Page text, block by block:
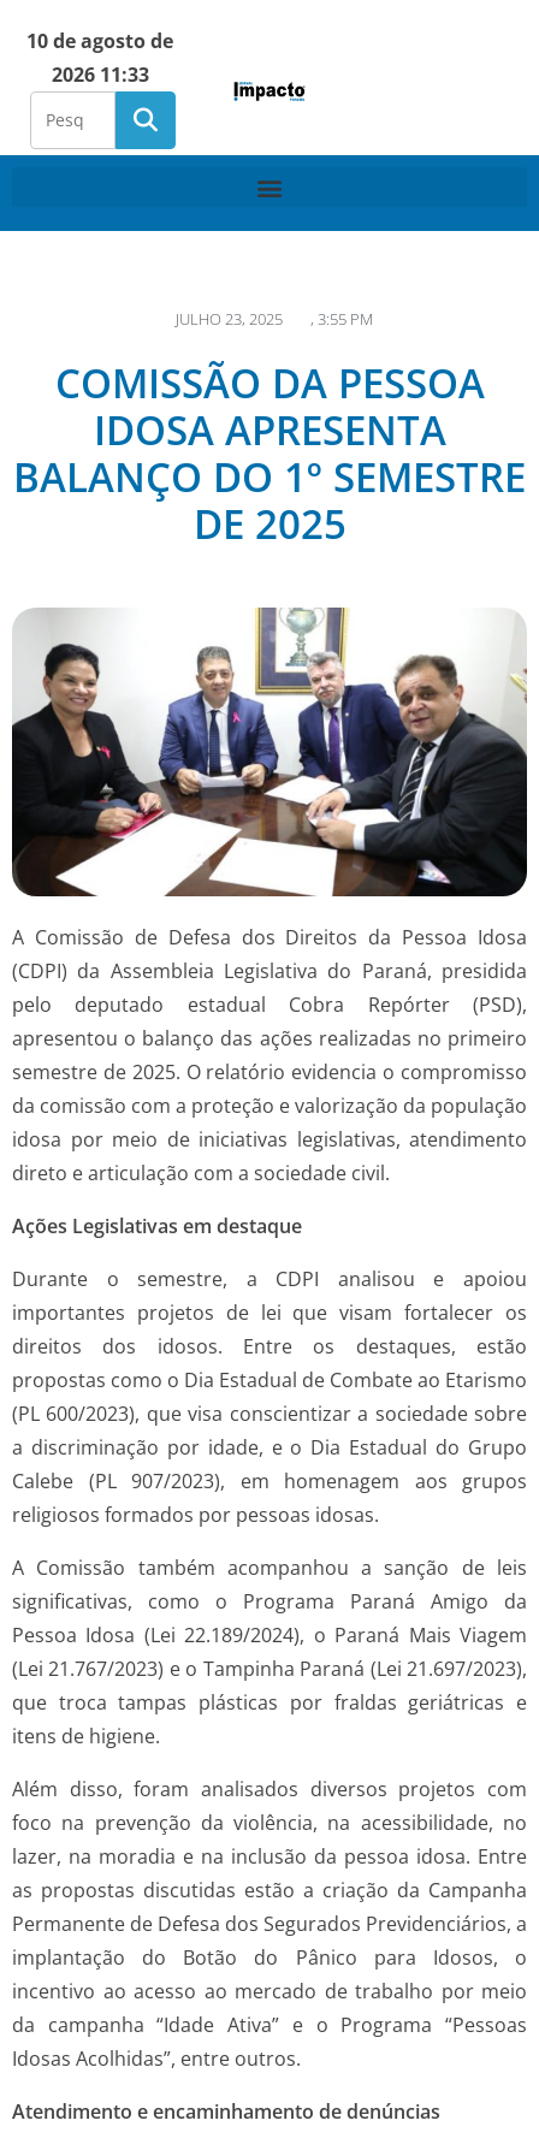
10 de agosto de
2026 11:33
JULHO 23, 2025 , 3:55 PM
COMISSÃO DA PESSOA
IDOSA APRESENTA
BALANÇO DO 1º SEMESTRE
DE 2025
A Comissão de Defesa dos Direitos da Pessoa Idosa
(CDPI) da Assembleia Legislativa do Paraná, presidida
pelo deputado estadual Cobra Repórter (PSD),
apresentou o balanço das ações realizadas no primeiro
semestre de 2025. O relatório evidencia o compromisso
da comissão com a proteção e valorização da população
idosa por meio de iniciativas legislativas, atendimento
direto e articulação com a sociedade civil.
Ações Legislativas em destaque
Durante o semestre, a CDPI analisou e apoiou
importantes projetos de lei que visam fortalecer os
direitos dos idosos. Entre os destaques, estão
propostas como o Dia Estadual de Combate ao Etarismo
(PL 600/2023), que visa conscientizar a sociedade sobre
a discriminação por idade, e o Dia Estadual do Grupo
Calebe (PL 907/2023), em homenagem aos grupos
religiosos formados por pessoas idosas.
A Comissão também acompanhou a sanção de leis
significativas, como o Programa Paraná Amigo da
Pessoa Idosa (Lei 22.189/2024), o Paraná Mais Viagem
(Lei 21.767/2023) e o Tampinha Paraná (Lei 21.697/2023),
que troca tampas plásticas por fraldas geriátricas e
itens de higiene.
Além disso, foram analisados diversos projetos com
foco na prevenção da violência, na acessibilidade, no
lazer, na moradia e na inclusão da pessoa idosa. Entre
as propostas discutidas estão a criação da Campanha
Permanente de Defesa dos Segurados Previdenciários, a
implantação do Botão do Pânico para Idosos, o
incentivo ao acesso ao mercado de trabalho por meio
da campanha “Idade Ativa” e o Programa “Pessoas
Idosas Acolhidas”, entre outros.
Atendimento e encaminhamento de denúncias